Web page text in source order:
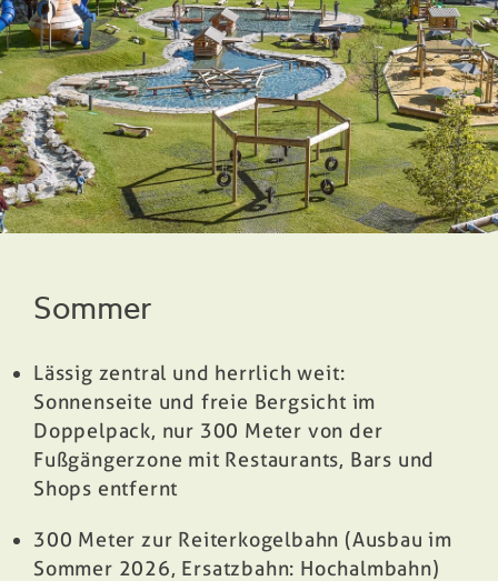
Sommer
Lässig zentral und herrlich weit:
Sonnenseite und freie Bergsicht im
Doppelpack, nur 300 Meter von der
Fußgängerzone mit Restaurants, Bars und
Shops entfernt
300 Meter zur Reiterkogelbahn (Ausbau im
Sommer 2026, Ersatzbahn: Hochalmbahn)